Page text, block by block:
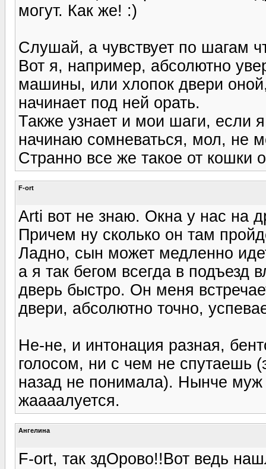
могут. Как же! :)
Слушай, а чувствует по шагам
Вот я, например, абсолютно
машины, или хлопок двери
начинает под ней орать.
Также узнает и мои шаги, если
начинаю сомневаться, мол, не
Странно все же такое от кошки
F-ort
Arti вот не знаю. Окна у нас на
Причем ну сколько он там
Ладно, сын может медленно
а я так бегом всегда в
дверь быстро. Он меня
двери, абсолютно точно,
Не-не, и интонация разная,
голосом, ни с чем не спутаешь
назад не понимала). Нынче муж
жаааалуется.
Ангелина
F-ort, так здОрово!!Вот ведь